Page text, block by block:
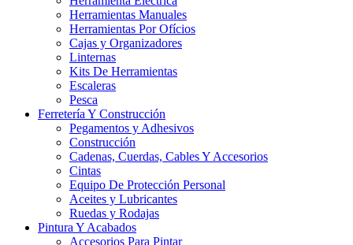
Herramientas Manuales
Herramientas Por Ofícios
Cajas y Organizadores
Linternas
Kits De Herramientas
Escaleras
Pesca
Ferretería Y Construcción
Pegamentos y Adhesivos
Construcción
Cadenas, Cuerdas, Cables Y Accesorios
Cintas
Equipo De Protección Personal
Aceites y Lubricantes
Ruedas y Rodajas
Pintura Y Acabados
Accesorios Para Pintar